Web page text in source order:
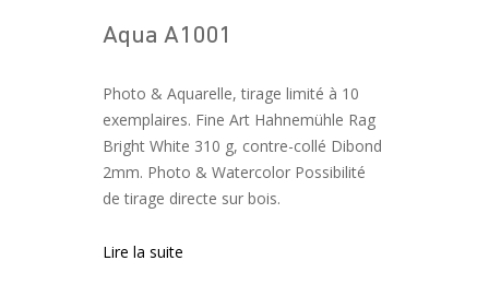
Aqua A1001
Photo & Aquarelle, tirage limité à 10
exemplaires. Fine Art Hahnemühle Rag
Bright White 310 g, contre-collé Dibond
2mm. Photo & Watercolor Possibilité
de tirage directe sur bois.
Lire la suite